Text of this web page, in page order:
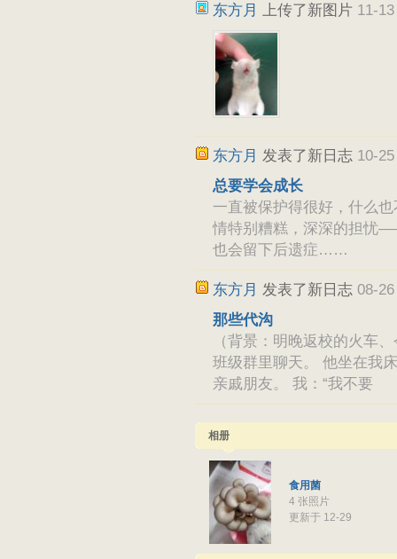
东方月 上传了新图片 11-
东方月 发表了新日志 10-
总要学会成长
一直被保护得很好，什么
情特别糟糕，深深的担忧
也会留下后遗症……
东方月 发表了新日志 08-
那些代沟
（背景：明晚返校的火车
班级群里聊天。 他坐在我
亲戚朋友。 我：“我不要
相册
食用菌
4 张照片
更新于 12-29